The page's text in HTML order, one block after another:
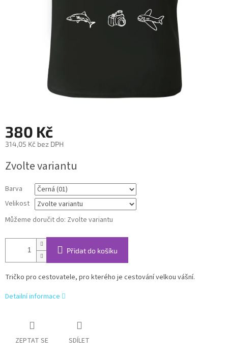
380 Kč
314,05 Kč bez DPH
cena:
Zvolte variantu
Barva
Velikost
Můžeme doručit do: Zvolte variantu
Přidat do košíku
Tričko pro cestovatele, pro kterého je cestování velkou vášní.
Detailní informace
ZEPTAT SE SDÍLET